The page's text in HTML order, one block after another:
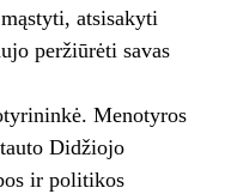
atsisakyti
peržiūrėti savas
Menotyros
Didžiojo
ir politikos